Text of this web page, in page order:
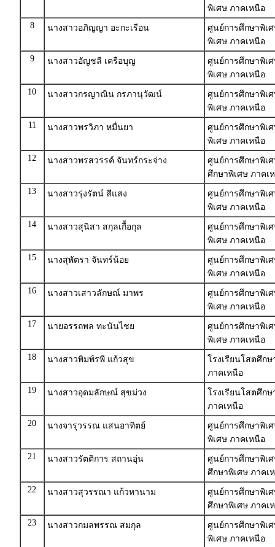
พิเศษ ภาคเหนือ
8
นางสาวอภิญญา อะกะเรือน
ศูนย์การศึกษาพิเ
พิเศษ ภาคเหนือ
9
นางสาวอัญชลี เครือบุญ
ศูนย์การศึกษาพิเ
พิเศษ ภาคเหนือ
10
นางสาวกรญาณิน กรภานุวัฒน์
ศูนย์การศึกษาพิเ
พิเศษ ภาคเหนือ
11
นางสาวพรวิภา หมื่นยา
ศูนย์การศึกษาพิเ
พิเศษ ภาคเหนือ
12
นางสาวพรสวรรค์ จันทร์กระจ่าง
ศูนย์การศึกษาพิเ
ศึกษาพิเศษ ภาคเ
13
นางสาวรุ่งรัตน์ สีแสง
ศูนย์การศึกษาพิเ
พิเศษ ภาคเหนือ
14
นางสาวสุนิสา สกุลเกื้อกุล
ศูนย์การศึกษาพิเ
พิเศษ ภาคเหนือ
15
นางสุพัตรา จันทร์น้อย
ศูนย์การศึกษาพิเ
พิเศษ ภาคเหนือ
16
นางสาวเสาวลักษณ์ มาพร
ศูนย์การศึกษาพิเ
พิเศษ ภาคเหนือ
17
นายอรรถพล ทะนันไชย
ศูนย์การศึกษาพิเ
พิเศษ ภาคเหนือ
18
นางสาวพิมพ์รพี แก้วสุข
โรงเรียนโสตศึก
ภาคเหนือ
19
นางสาวอุดมลักษณ์ สุขม่วง
โรงเรียนโสตศึก
ภาคเหนือ
20
นางจารุวรรณ แสนอาทิตย์
ศูนย์การศึกษาพิเ
พิเศษ ภาคเหนือ
21
นางสาวรัตติการ สถานอุ่น
ศูนย์การศึกษาพิเ
ศึกษาพิเศษ ภาคเ
22
นางสาวสุวรรณา แก้วหานาม
ศูนย์การศึกษาพิเ
ศึกษาพิเศษ ภาคเ
23
นางสาวกมลพรรณ สมกุล
ศูนย์การศึกษาพิเ
พิเศษ ภาคเหนือ